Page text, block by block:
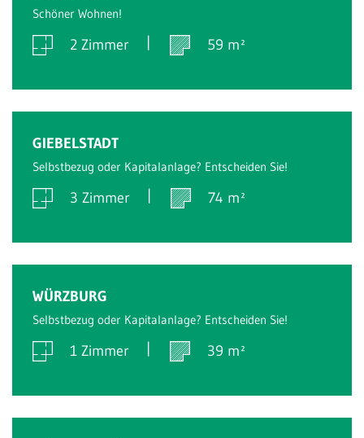
Schöner Wohnen!
2 Zimmer 59 m²
GIEBELSTADT
Selbstbezug oder Kapitalanlage? Entscheiden Sie!
3 Zimmer 74 m²
WÜRZBURG
Selbstbezug oder Kapitalanlage? Entscheiden Sie!
1 Zimmer 39 m²